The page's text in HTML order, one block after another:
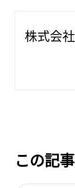
株式会
この記